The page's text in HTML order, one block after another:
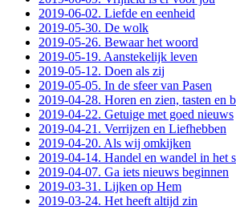
2019-06-02. Liefde en eenheid
2019-05-30. De wolk
2019-05-26. Bewaar het woord
2019-05-19. Aanstekelijk leven
2019-05-12. Doen als zij
2019-05-05. In de sfeer van Pasen
2019-04-28. Horen en zien, tasten en
2019-04-22. Getuige met goed nieuws
2019-04-21. Verrijzen en Liefhebben
2019-04-20. Als wij omkijken
2019-04-14. Handel en wandel in het
2019-04-07. Ga iets nieuws beginnen
2019-03-31. Lijken op Hem
2019-03-24. Het heeft altijd zin